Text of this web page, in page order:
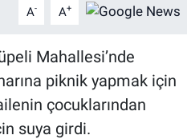
A- A+
Mahallesi’nde
piknik yapmak için
çocuklarından
suya girdi.